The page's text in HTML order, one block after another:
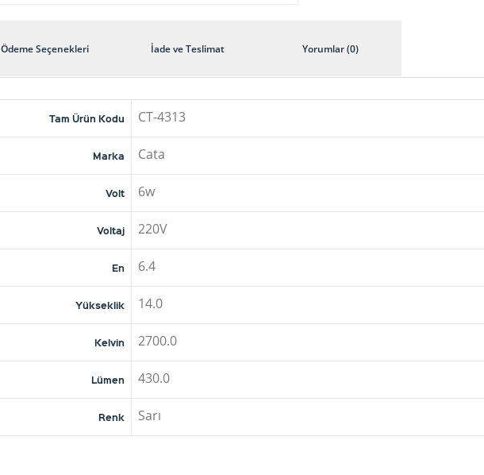
Ödeme Seçenekleri İade ve Teslimat Yorumlar (0)
Tam Ürün Kodu CT-4313
Marka Cata
Volt 6w
Voltaj 220V
En 6.4
Yükseklik 14.0
Kelvin 2700.0
Lümen 430.0
Renk Sarı